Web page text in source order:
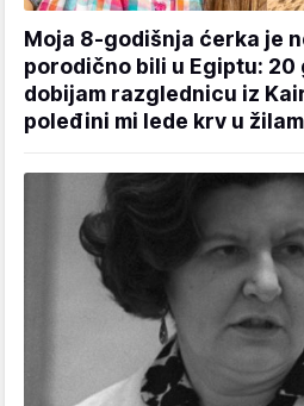
Moja 8-godišnja ćerka je
porodično bili u Egiptu: 20
dobijam razglednicu iz
poleđini mi lede krv u